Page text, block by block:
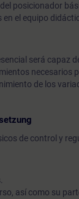
posicionador
en el equipo
será capaz de
necesarios
de los
de control y
así como su